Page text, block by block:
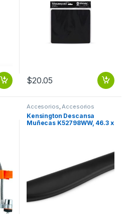
BROBOTIX
$20.05
Accesorios Accesorios
Escritorio
Kensington Descansa
Muñecas K52798WW, 46.3 x